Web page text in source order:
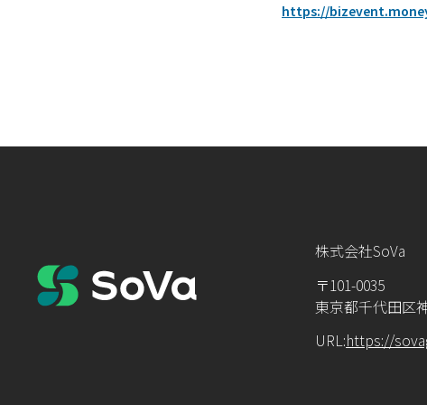
https://
株式会社SoVa
〒101-0035
東京都千代田区
URL:https://